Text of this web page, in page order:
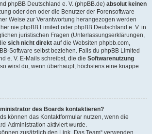
phpBB Deutschland e. V. (phpBB.de) absolut keinen
oder den oder die Benutzer der Forensoftware
Weise zur Verantwortung herangezogen werden
nie phpBB Limited oder phpBB Deutschland e. V. in
juristischen Fragen (Unterlassungserklärungen,
sich nicht direkt auf die Websiten phpbb.com,
Software selbst beziehen. Falls du phpBB Limited
e. V. E-Mails schreibst, die die Softwarenutzung
wirst du, wenn überhaupt, höchstens eine knappe
des Boards kontaktieren?
können das Kontaktformular nutzen, wenn die
Administration aktiviert wurde.
zusätzlich den Link „Das Team“ verwenden.